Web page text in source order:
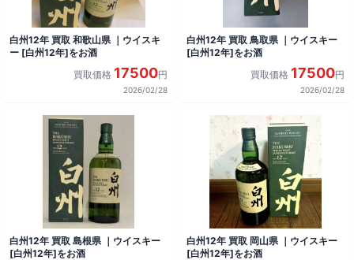
白州12年 買取 和歌山県 ｜ウイスキ
ー [白州12年]をお酒
買取価格 17500円
2026/02/28
白州12年 買取 鳥取県 ｜ウイスキー
[白州12年]をお酒
買取価格 17500円
2026/02/28
白州12年 買取 島根県 ｜ウイスキー
[白州12年]をお酒
白州12年 買取 岡山県 ｜ウイスキー
[白州12年]をお酒